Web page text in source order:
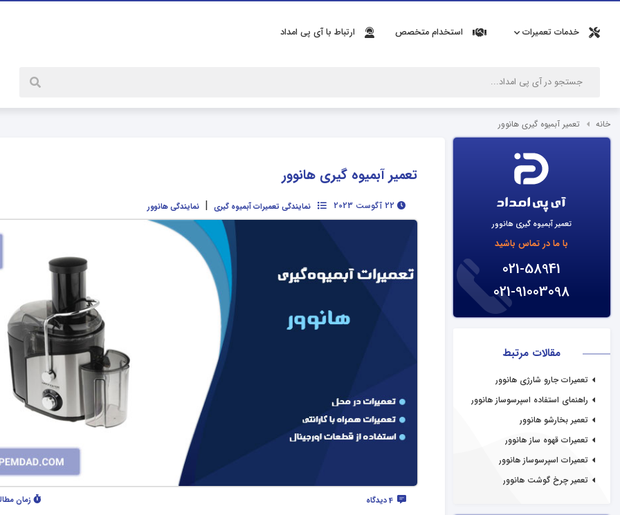
خدمات تعمیرات استخدام متخصص ارتباط با آی پی امداد
خانه تعمیر آبمیوه گیری هانوور
تعمیر آبمیوه گیری هانوور
با ما در تماس باشید
021-58941
021-91003098
مقالات مرتبط
تعمیرات جارو شارژی هانوور
راهنمای استفاده اسپرسوساز هانوور
تعمیر بخارشو هانوور
تعمیرات قهوه ساز هانوور
تعمیرات اسپرسوساز هانوور
تعمیر چرخ گوشت هانوور
تعمیر آبمیوه گیری هانوور
نمایندگی تعمیرات آبمیوه گیری | نمایندگی هانوور
4 دیدگاه زمان